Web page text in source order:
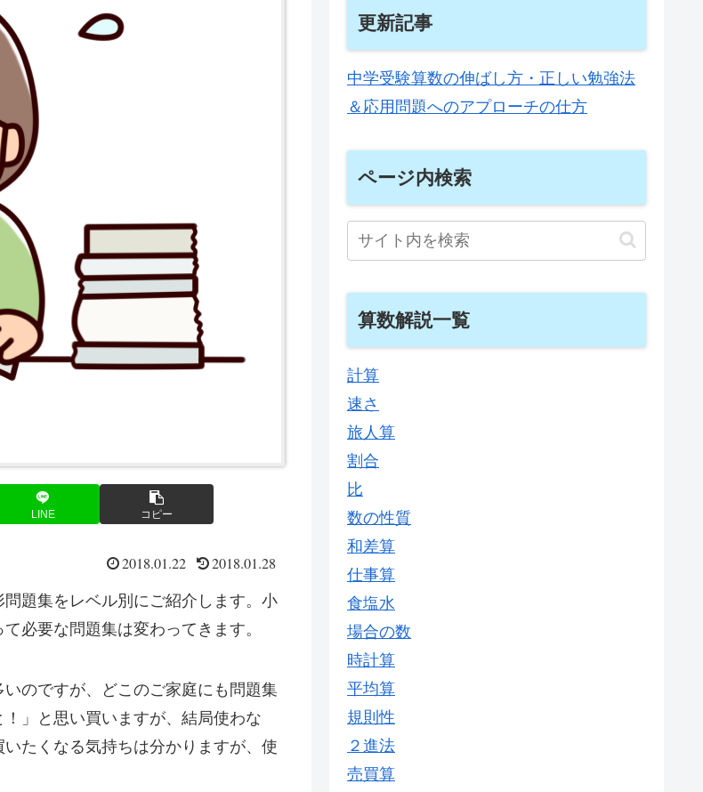
LINE コピー
2018.01.22 2018.01.28
題集をレベル別にご紹介します。小
必要な問題集は変わってきます。
のですが、どこのご家庭にも問題集
」と思い買いますが、結局使わな
たくなる気持ちは分かりますが、使
更新記事
中学受験算数の伸ばし方・正しい勉強法
＆応用問題へのアプローチの仕方
ページ内検索
算数解説一覧
計算
速さ
旅人算
割合
比
数の性質
和差算
仕事算
食塩水
場合の数
時計算
平均算
規則性
２進法
売買算